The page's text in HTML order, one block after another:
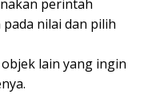
perintah
pada nilai dan pilih
lain yang ingin